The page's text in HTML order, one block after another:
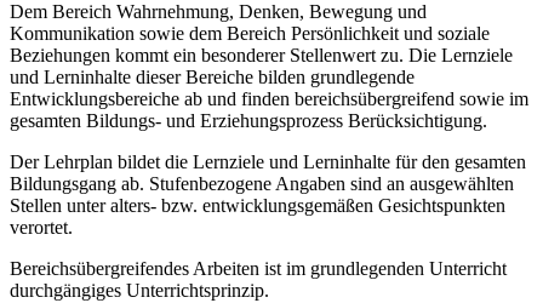
Dem Bereich Wahrnehmung, Denken, Bewegung und
Kommunikation sowie dem Bereich Persönlichkeit und soziale
Beziehungen kommt ein besonderer Stellenwert zu. Die Lernziele
und Lerninhalte dieser Bereiche bilden grundlegende
Entwicklungsbereiche ab und finden bereichsübergreifend sowie im
gesamten Bildungs- und Erziehungsprozess Berücksichtigung.
Der Lehrplan bildet die Lernziele und Lerninhalte für den gesamten
Bildungsgang ab. Stufenbezogene Angaben sind an ausgewählten
Stellen unter alters- bzw. entwicklungsgemäßen Gesichtspunkten
verortet.
Bereichsübergreifendes Arbeiten ist im grundlegenden Unterricht
durchgängiges Unterrichtsprinzip.